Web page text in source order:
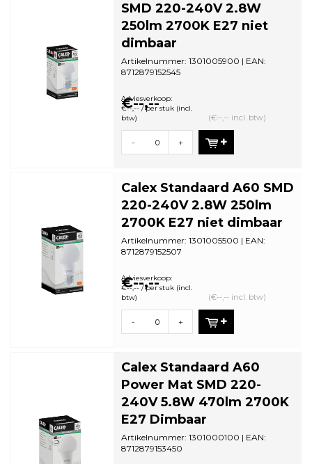
SMD 220-240V 2.8W
250lm 2700K E27 niet
dimbaar
Artikelnummer: 1301005900 | EAN:
8712879152545
€--,--
Adviesverkoop:
€--,-- / per stuk (incl.
btw)
(€--,-- incl. btw)
- +
Calex Standaard A60 SMD
220-240V 2.8W 250lm
2700K E27 niet dimbaar
Artikelnummer: 1301005500 | EAN:
8712879152507
€--,--
Adviesverkoop:
€--,-- / per stuk (incl.
btw)
(€--,-- incl. btw)
- +
Calex Standaard A60
Power Mat SMD 220-
240V 5.8W 470lm 2700K
E27 Dimbaar
Artikelnummer: 1301000100 | EAN:
8712879153450